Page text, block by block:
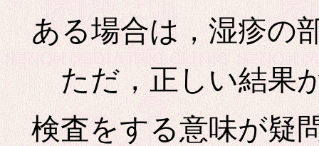
ある場合は，湿疹の
ただ，正しい結果
検査をする意味が疑